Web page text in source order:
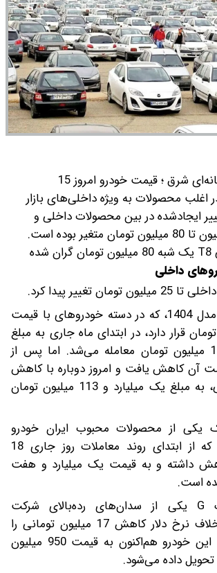
به گزارش گروه رسانه‌ای شرق ؛ قیمت خودرو امروز 15
1404 در اغلب محصولات به ویژه داخلی‌های بازار
ایجادشده در بین محصولات داخلی و
مونتاژی از یک میلیون تا 80 میلیون تومان متغیر بوده است.
طوری که کی‌ام‌سی T8 یک شبه 80 میلیون تومان گران شده
داخلی
تغییر پیدا کرد.
تارا اتوماتیک V4 مدل 1404، که در دسته خودروهای با قیمت
قرار دارد، در ابتدای ماه جاری به مبلغ
یک میلیارد و 158 میلیون تومان معامله می‌شد. اما پس از
آن کاهش یافت و امروز دوباره با کاهش
12 میلیون تومانی، به مبلغ یک میلیارد و 113 میلیون تومان
یکی از محصولات محبوب ایران خودرو
محسوب می‌شود که از ابتدای روند معاملات روز جاری 18
داشته و به قیمت یک میلیارد و هفت
است.
شاهین اتوماتیک G یکی از سدان‌های رده‌بالای شرکت
سایپاست که بر خلاف نرخ دلار کاهش 17 میلیون تومانی را
تجربه کرده است. این خودرو هم‌اکنون به قیمت 950 میلیون
داده می‌شود.